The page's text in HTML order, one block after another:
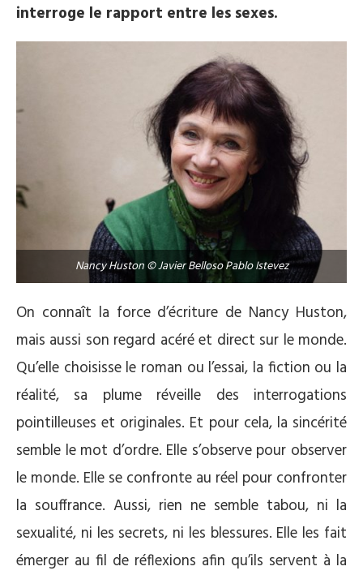
interroge le rapport entre les sexes.
Nancy Huston © Javier Belloso Pablo Istevez
On connaît la force d’écriture de Nancy Huston,
mais aussi son regard acéré et direct sur le monde.
Qu’elle choisisse le roman ou l’essai, la fiction ou la
réalité, sa plume réveille des interrogations
pointilleuses et originales. Et pour cela, la sincérité
semble le mot d’ordre. Elle s’observe pour observer
le monde. Elle se confronte au réel pour confronter
la souffrance. Aussi, rien ne semble tabou, ni la
sexualité, ni les secrets, ni les blessures. Elle les fait
émerger au fil de réflexions afin qu’ils servent à la